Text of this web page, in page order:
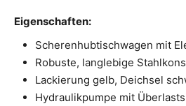
Eigenschaften:
Scherenhubtischwagen mit
Robuste, langlebige
Lackierung gelb, Deichsel
Hydraulikpumpe mit